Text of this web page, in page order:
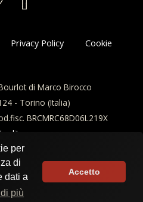
Privacy Policy Cookie
di Marco Birocco
- Torino (Italia)
BRCMRC68D06L219X
per
di
dati a
più
Accetto